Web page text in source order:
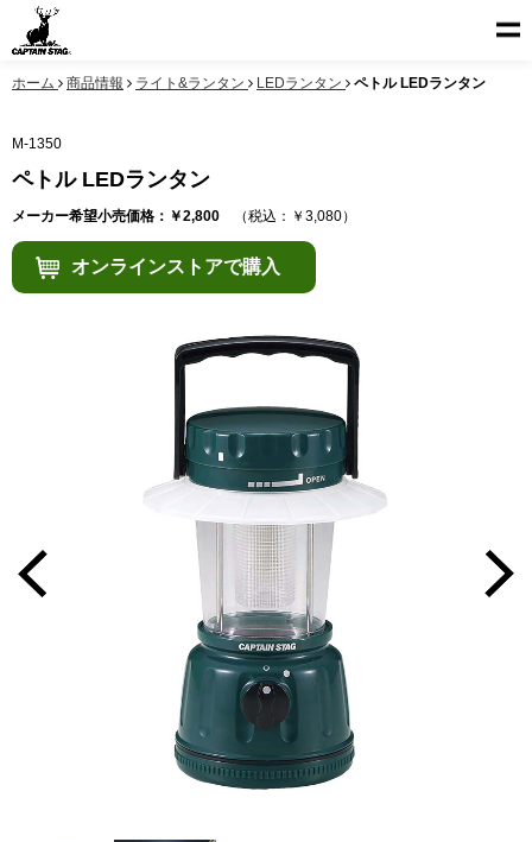
ホーム 商品情報 ライト&ランタン LEDランタン ペトル LEDランタン
M-1350
ペトル LEDランタン
メーカー希望小売価格：￥2,800 （税込：￥3,080）
オンラインストアで購入